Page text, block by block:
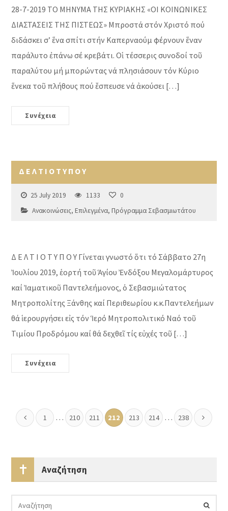
28-7-2019 ΤΟ ΜΗΝΥΜΑ ΤΗΣ ΚΥΡΙΑΚΗΣ «ΟΙ ΚΟΙΝΩΝΙΚΕΣ
ΔΙΑΣΤΑΣΕΙΣ ΤΗΣ ΠΙΣΤΕΩΣ» Μπροστά στόν Χριστό πού
διδάσκει σ’ ἕνα σπίτι στήν Καπερναούμ φέρνουν ἕναν
παράλυτο ἐπάνω σέ κρεβάτι. Οἱ τέσσερις συνοδοί τοῦ
παραλύτου μή μπορώντας νά πλησιάσουν τόν Κύριο
ἕνεκα τοῦ πλήθους πού ἔσπευσε νά ἀκούσει […]
Συνέχεια
Δ Ε Λ Τ Ι Ο Τ Υ Π Ο Υ
25 July 2019 1133
0
Ανακοινώσεις,Επιλεγμένα,Πρόγραμμα Σεβασμιωτάτου
Δ Ε Λ Τ Ι Ο Τ Υ Π Ο Υ Γίνεται γνωστό ὅτι τό Σάββατο 27η
Ἰουλίου 2019, ἑορτή τοῦ Ἁγίου Ἐνδόξου Μεγαλομάρτυρος
καί Ἰαματικοῦ Παντελεήμονος, ὁ Σεβασμιώτατος
Μητροπολίτης Ξάνθης καί Περιθεωρίου κ.κ.Παντελεήμων
θά ἱερουργήσει εἰς τόν Ἱερό Μητροπολιτικό Ναό τοῦ
Τιμίου Προδρόμου καί θά δεχθεῖ τίς εὐχές τοῦ […]
Συνέχεια
1 … 210 211 212 213 214 … 238
Αναζήτηση